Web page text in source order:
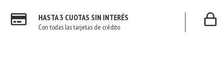
HASTA 3 CUOTAS SIN INTERÉS
Con todas las tarjetas de crédito